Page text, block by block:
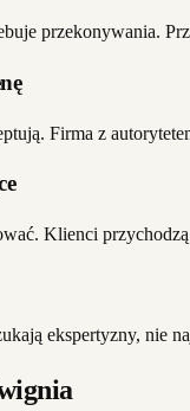
przekonywania.
Firma z
Klienci
ekspertyzny, nie